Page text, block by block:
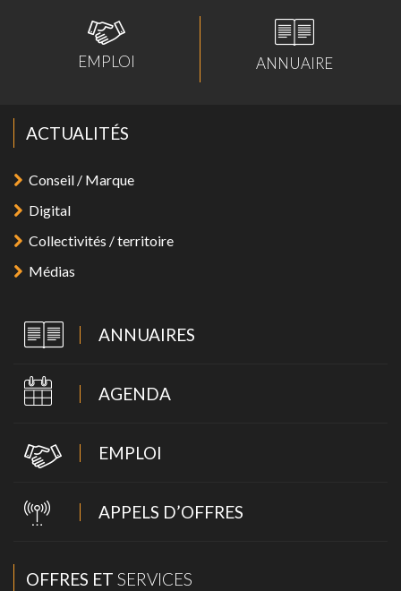
EMPLOI ANNUAIRE
ACTUALITÉS
Conseil / Marque
Digital
Collectivités / territoire
Médias
ANNUAIRES
AGENDA
EMPLOI
APPELS D’OFFRES
OFFRES ET SERVICES